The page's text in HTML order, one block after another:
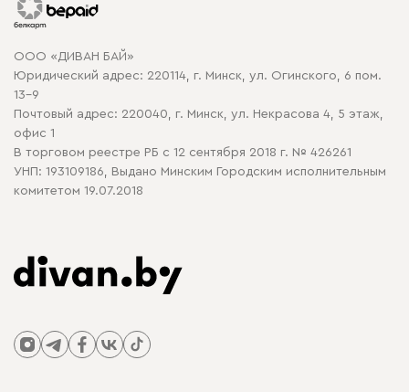
Карта сайта
Политика конфиденциальности
Политика в отношении обработки cookie
ООО «ДИВАН БАЙ»
Юридический адрес: 220114, г. Минск, ул. Огинского, 6 пом.
13-9
Почтовый адрес: 220040, г. Минск, ул. Некрасова 4, 5 этаж,
офис 1
В торговом реестре РБ с 12 сентября 2018 г. № 426261
УНП: 193109186, Выдано Минским Городским исполнительным
комитетом 19.07.2018